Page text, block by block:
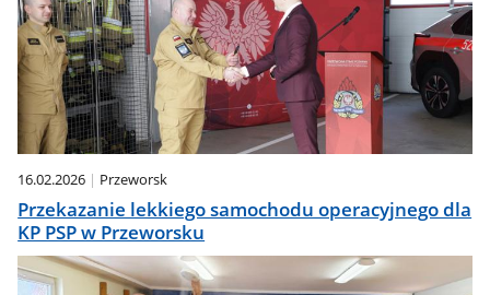
16.02.2026 Przeworsk
Przekazanie lekkiego samochodu operacyjnego dla
KP PSP w Przeworsku